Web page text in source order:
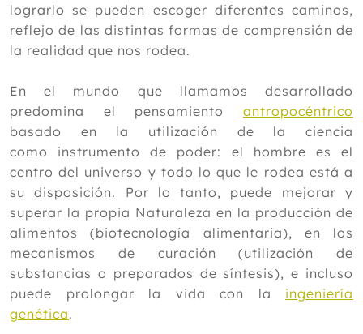
2021
Diciembre
Noviembre
Septiembre
Agosto
Julio
Junio
Mayo
Abril
Marzo
Febrero
Enero
2020
lograrlo se pueden escoger diferentes caminos,
reflejo de las distintas formas de comprensión de
la realidad que nos rodea.
En el mundo que llamamos desarrollado
predomina el pensamiento antropocéntrico
basado en la utilización de la ciencia
como instrumento de poder: el hombre es el
centro del universo y todo lo que le rodea está a
su disposición. Por lo tanto, puede mejorar y
superar la propia Naturaleza en la producción de
alimentos (biotecnología alimentaria), en los
mecanismos de curación (utilización de
substancias o preparados de síntesis), e incluso
puede prolongar la vida con la ingeniería
genética.